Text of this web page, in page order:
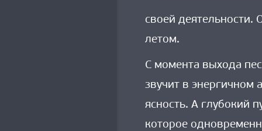
своей деятельности.
летом.
С момента выхода
звучит в энергичном
ясность. А глубокий
которое